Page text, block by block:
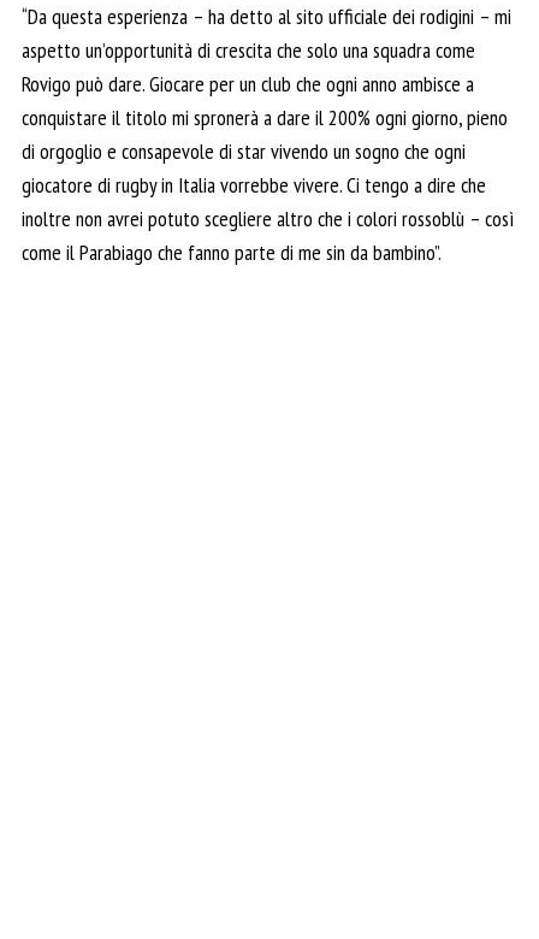
“Da questa esperienza – ha detto al sito ufficiale dei rodigini – mi
aspetto un’opportunità di crescita che solo una squadra come
Rovigo può dare. Giocare per un club che ogni anno ambisce a
conquistare il titolo mi spronerà a dare il 200% ogni giorno, pieno
di orgoglio e consapevole di star vivendo un sogno che ogni
giocatore di rugby in Italia vorrebbe vivere. Ci tengo a dire che
inoltre non avrei potuto scegliere altro che i colori rossoblù – così
come il Parabiago che fanno parte di me sin da bambino”.